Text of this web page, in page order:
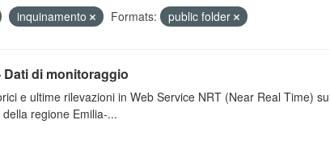
inquinamento Formats: public folder
di monitoraggio
e ultime rilevazioni in Web Service NRT (Near Real Time)
regione Emilia-...